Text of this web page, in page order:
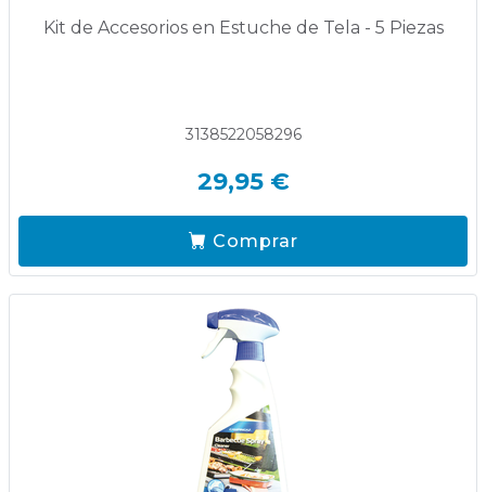
Kit de Accesorios en Estuche de Tela - 5 Piezas
3138522058296
29,95 €
Comprar